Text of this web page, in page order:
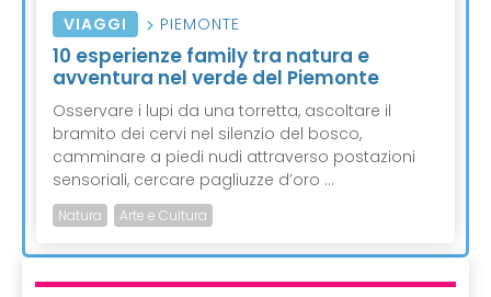
VIAGGI PIEMONTE
10 esperienze family tra natura e
avventura nel verde del Piemonte
Osservare i lupi da una torretta, ascoltare il
bramito dei cervi nel silenzio del bosco,
camminare a piedi nudi attraverso postazioni
sensoriali, cercare pagliuzze d’oro ...
Natura Arte e Cultura